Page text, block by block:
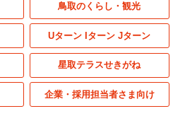
鳥取のくらし・観光
Uターン Iターン Jターン
星取テラスせきがね
企業・採用担当者さま向け